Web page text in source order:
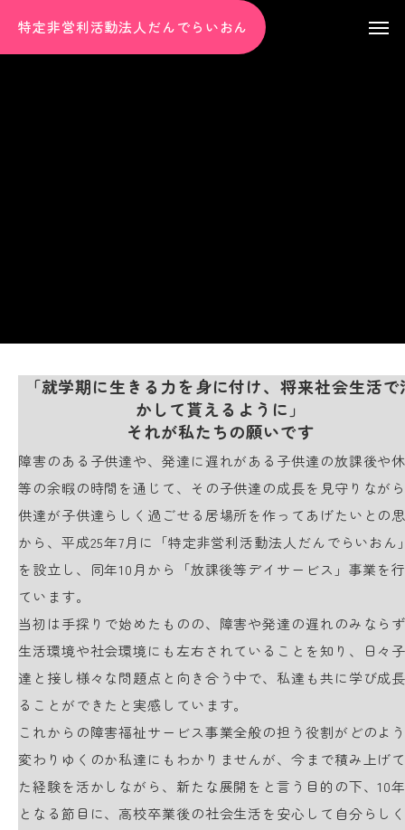
特定非営利活動法人だんでらいおん
「就学期に生きる力を身に付け、将来社会生活で
かして貰えるように」
それが私たちの願いです
障害のある子供達や、発達に遅れがある子供達の放課後や
等の余暇の時間を通じて、その子供達の成長を見守りなが
供達が子供達らしく過ごせる居場所を作ってあげたいとの
から、平成25年7月に「特定非営利活動法人だんでらいおん
を設立し、同年10月から「放課後等デイサービス」事業を
ています。
当初は手探りで始めたものの、障害や発達の遅れのみなら
生活環境や社会環境にも左右されていることを知り、日々
達と接し様々な問題点と向き合う中で、私達も共に学び成
ることができたと実感しています。
これからの障害福祉サービス事業全般の担う役割がどのよ
変わりゆくのか私達にもわかりませんが、今まで積み上げ
た経験を活かしながら、新たな展開をと言う目的の下、10
となる節目に、高校卒業後の社会生活を安心して自分らし